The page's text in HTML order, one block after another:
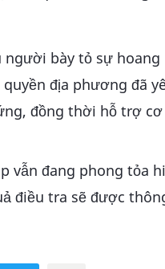
bày tỏ sự
địa phương đã
đồng thời hỗ trợ
vẫn đang phong tỏa
điều tra sẽ được